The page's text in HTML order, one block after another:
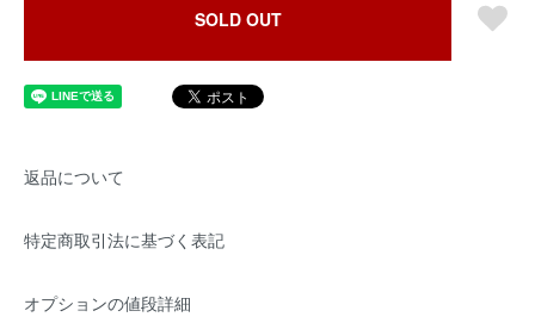
SOLD OUT
返品について
特定商取引法に基づく表記
オプションの値段詳細